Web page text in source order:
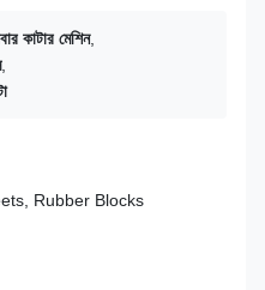
কাটার মেশিন,
,
Rubber Blocks